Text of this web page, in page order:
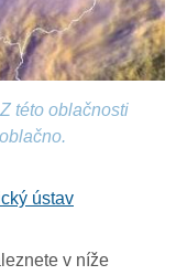
této oblačnosti
ústav
v níže